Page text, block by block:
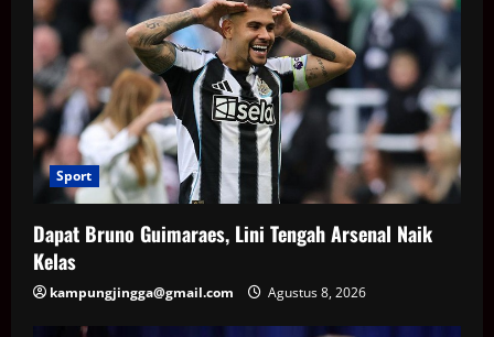
Sport
Dapat Bruno Guimaraes, Lini Tengah Arsenal Naik
Kelas
kampungjingga@gmail.com Agustus 8, 2026